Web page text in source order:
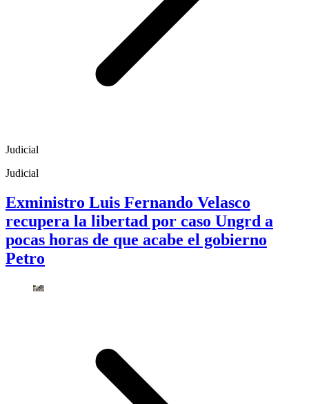
Judicial
Judicial
Exministro Luis Fernando Velasco
recupera la libertad por caso Ungrd a
pocas horas de que acabe el gobierno
Petro